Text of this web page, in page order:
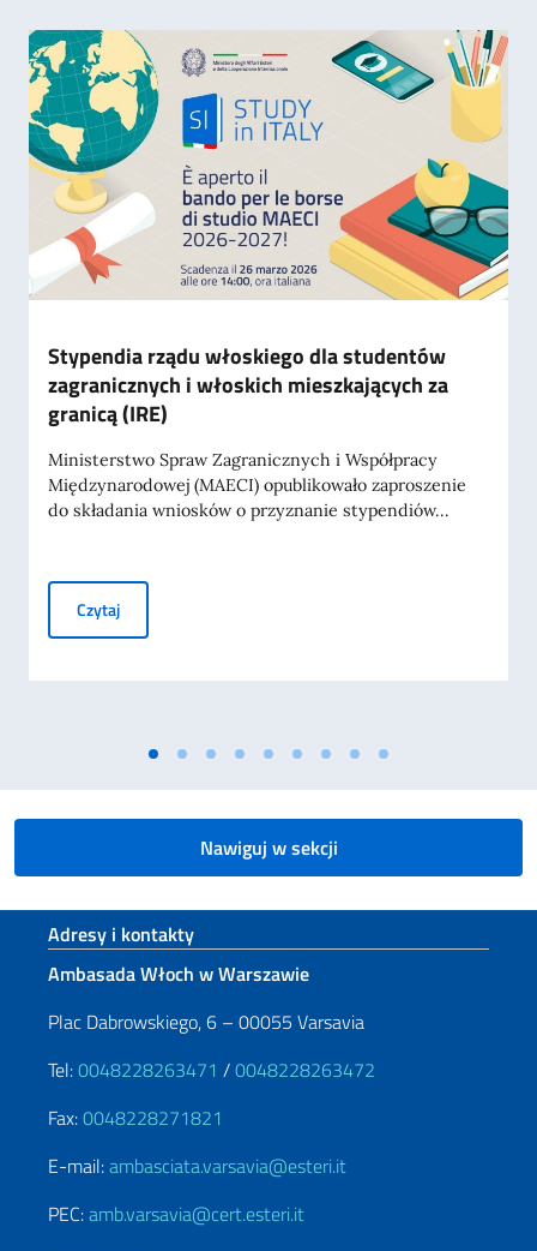
Stypendia rządu włoskiego dla studentów
zagranicznych i włoskich mieszkających za
granicą (IRE)
Ministerstwo Spraw Zagranicznych i Współpracy
Międzynarodowej (MAECI) opublikowało zaproszenie
do składania wniosków o przyznanie stypendiów...
CzytajStypendia rządu włoskiego dla studentów zagranicznych
Nawiguj w sekcji
Footer section
Adresy i kontakty
Ambasada Włoch w Warszawie
Plac Dabrowskiego, 6 – 00055 Varsavia
Tel:0048228263471 /0048228263472
Fax:0048228271821
E-mail:ambasciata.varsavia@esteri.it
PEC:amb.varsavia@cert.esteri.it